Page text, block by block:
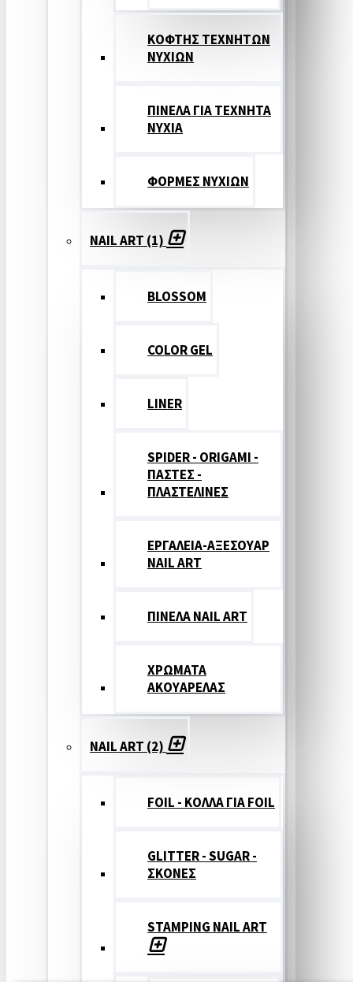
ΚΟΦΤΗΣ ΤΕΧΝΗΤΩΝ
ΝΥΧΙΩΝ
ΠΙΝΕΛΑ ΓΙΑ ΤΕΧΝΗΤΑ
ΝΥΧΙΑ
ΦΟΡΜΕΣ ΝΥΧΙΩΝ
NAIL ART (1)
BLOSSOM
COLOR GEL
LINER
SPIDER - ORIGAMI -
ΠΑΣΤΕΣ -
ΠΛΑΣΤΕΛΙΝΕΣ
ΕΡΓΑΛΕΙΑ-ΑΞΕΣΟΥΑΡ
NAIL ART
ΠΙΝΕΛΑ NAIL ART
ΧΡΩΜΑΤΑ
ΑΚΟΥΑΡΕΛΑΣ
NAIL ART (2)
FOIL - ΚΟΛΛΑ ΓΙΑ FOIL
GLITTER - SUGAR -
ΣΚΟΝΕΣ
STAMPING NAIL ART